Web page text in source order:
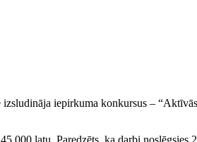
iepirkuma konkursus –
000 latu. Paredzēts, ka darbi